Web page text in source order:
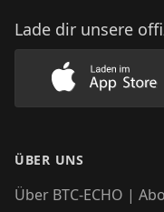
Lade dir unsere
Lade
ÜBER UNS
Über BTC-ECHO |